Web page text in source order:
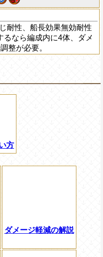
耐性、船長効果無効耐性
なら編成内に4体、ダメ
整が必要。
方
ダメージ軽減の解説